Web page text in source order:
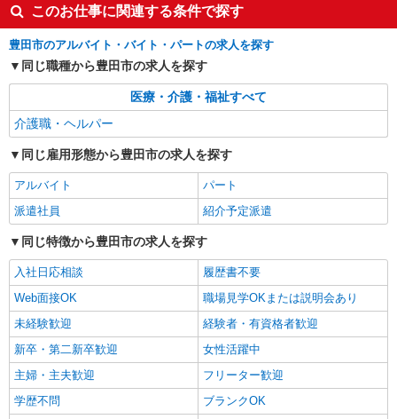
豊田市◎車通勤OK
キープ 詳細を見る
株式会社kotrio /●NG-H-2031087
へ＊サ高住
時給1500円〜2125円 ＜日払い有/週払い有/交
通費全支給(ガソリン代含む)＞
豊田市◎車通勤OK
キープ
派遣社員
株式会社kotrio /●NG-H-1992394
個別ケア重視！高級シニア住宅で巡回やケアな
ど＊豊田市駅/日払いOK
時給1500円〜2125円 ＜日払い有/週払い有/交
通費全支給(ガソリン代含む)＞
豊田市◎車通勤OK
このお仕事に関連する条件で探す
豊田市のアルバイト・バイト・パートの求人を探す
同じ職種から豊田市の求人を探す
医療・介護・福祉すべて
介護職・ヘルパー
同じ雇用形態から豊田市の求人を探す
アルバイト
パート
派遣社員
紹介予定派遣
同じ特徴から豊田市の求人を探す
入社日応相談
履歴書不要
Web面接OK
職場見学OKまたは説明会あり
未経験歓迎
経験者・有資格者歓迎
新卒・第二新卒歓迎
女性活躍中
主婦・主夫歓迎
フリーター歓迎
学歴不問
ブランクOK